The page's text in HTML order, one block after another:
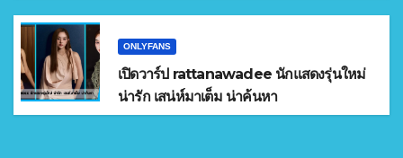
ONLYFANS
เปิดวาร์ป rattanawadee นักแสดงรุ่นใหม่
น่ารัก เสน่ห์มาเต็ม น่าค้นหา